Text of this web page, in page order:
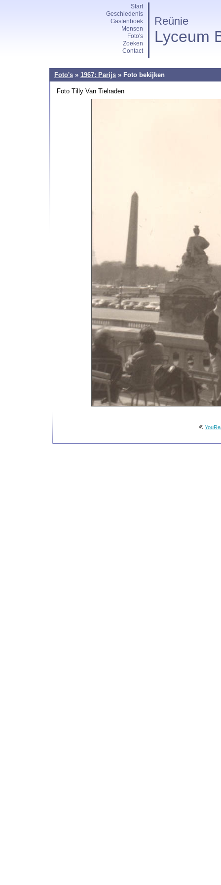
Reünie
Lyceum
Start
Geschiedenis
Gastenboek
Mensen
Foto's
Zoeken
Contact
Foto's » 1967: Parijs » Foto bekijken
Foto Tilly Van Tielraden
©